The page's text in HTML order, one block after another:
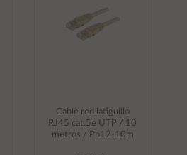
Cable red latiguillo
RJ45 cat.5e UTP / 10
metros / Pp12-10m